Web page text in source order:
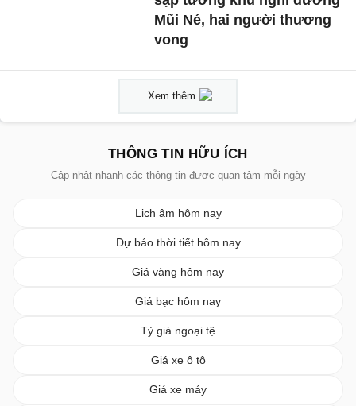
Mũi Né, hai người thương
vong
Xem thêm
THÔNG TIN HỮU ÍCH
Cập nhật nhanh các thông tin được quan tâm mỗi ngày
Lịch âm hôm nay
Dự báo thời tiết hôm nay
Giá vàng hôm nay
Giá bạc hôm nay
Tỷ giá ngoại tệ
Giá xe ô tô
Giá xe máy